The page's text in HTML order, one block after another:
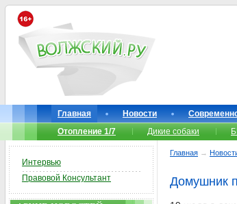
Главная Новости
Отопление 1/7
Дикие собаки
Главная →
Домушник
Интервью
Правовой Консультант